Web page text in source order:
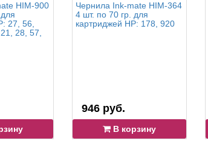
HIM-900
27, 56,
28, 57,
Чернила Ink-mate HIM-364
4 шт. по 70 гр. для
картриджей HP: 178, 920
946 руб.
В корзину